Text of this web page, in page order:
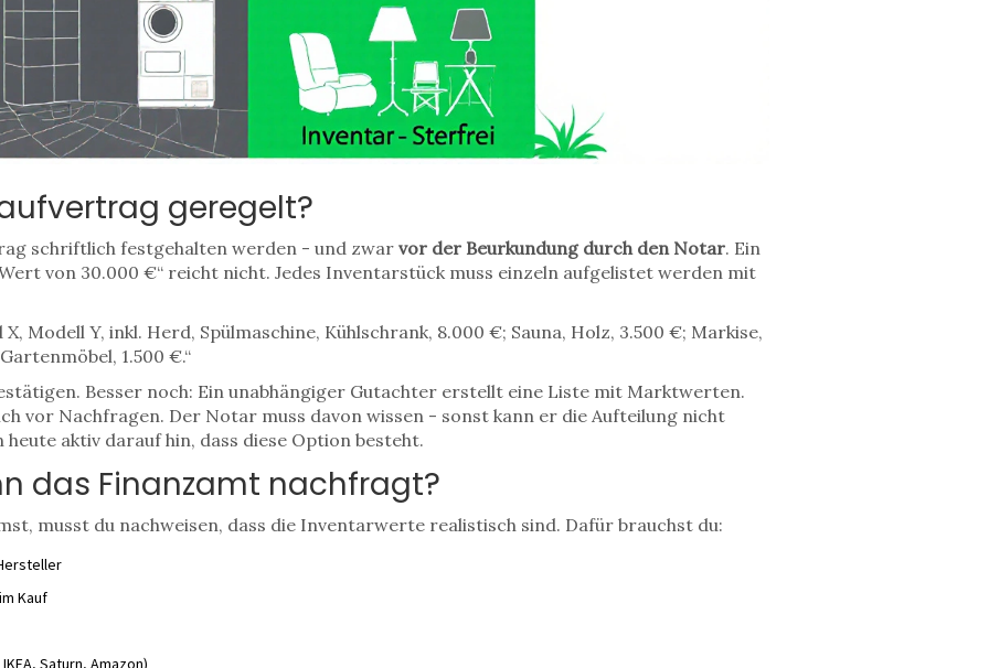
geregelt?
schriftlich festgehalten werden - und zwar vor der Beurkundung durch den Notar. Ein
von 30.000 €“ reicht nicht. Jedes Inventarstück muss einzeln aufgelistet werden mit
X, Modell Y, inkl. Herd, Spülmaschine, Kühlschrank, 8.000 €; Sauna, Holz, 3.500 €; Markise,
1.500 €.“
Besser noch: Ein unabhängiger Gutachter erstellt eine Liste mit Marktwerten.
vor Nachfragen. Der Notar muss davon wissen - sonst kann er die Aufteilung nicht
aktiv darauf hin, dass diese Option besteht.
das Finanzamt nachfragt?
musst du nachweisen, dass die Inventarwerte realistisch sind. Dafür brauchst du:
Kauf
Saturn, Amazon)